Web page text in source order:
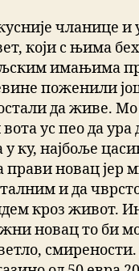
чланице и
који с њима
имањима
поженили
да живе.
ус пео да ура
у ку, најбоље
прави новац јер
и да
кроз живот.
новац то би
смирености.